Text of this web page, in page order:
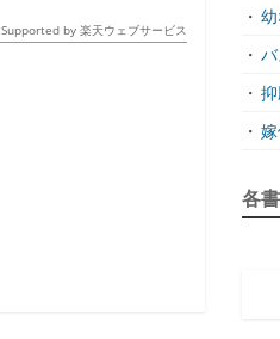
Supported by 楽天ウェブサービス
・
・
・
・
各